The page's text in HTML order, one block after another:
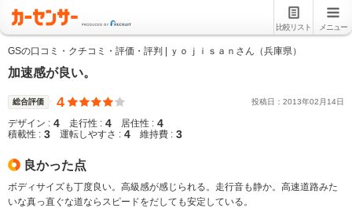
比較リスト メニュー
GSの口コミ・クチコミ・評価・評判 | ｙｏｊｉｓａｎさん（兵庫県）
加速感が良い。
総合評価 4 投稿日： 2013年02 月 14日
デザイン : 4 走行性 : 4 居住性 : 4
積載性 : 3 運転しやすさ : 4 維持費 : 3
良かった点
ボディサイズも丁度良い。高級感が感じられる。走行音も静か。高速道路みた
いな真っ直ぐな道ならスピードをだしても安定している。